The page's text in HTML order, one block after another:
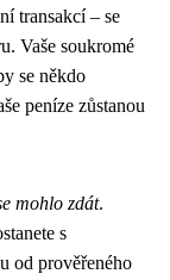
transakcí – se
Vaše soukromé
se někdo
peníze zůstanou
mohlo zdát.
s
od prověřeného